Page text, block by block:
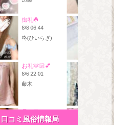
口コミ風俗情報局